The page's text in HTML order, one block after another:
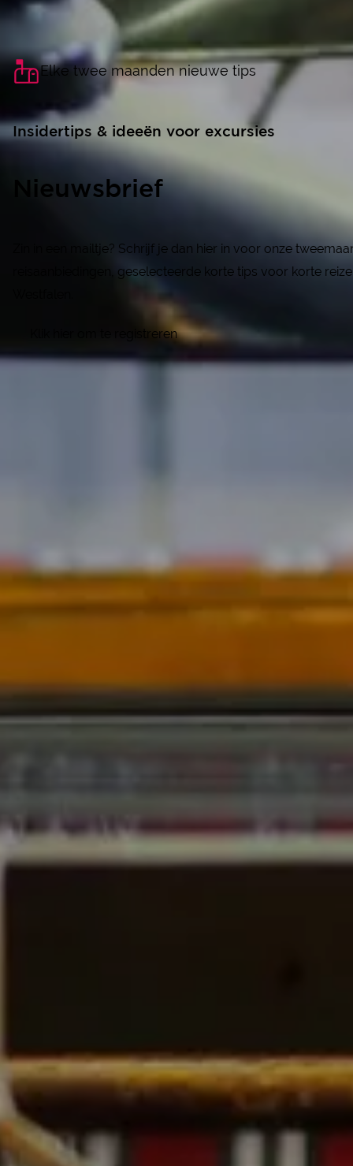
Elke twee maanden nieuwe tips
Insidertips & ideeën voor excursies
Nieuwsbrief
Zin in een mailtje? Schrijf je dan hier in voor onze
reisaanbiedingen, geselecteerde korte tips voor korte
Klik hier om te registreren